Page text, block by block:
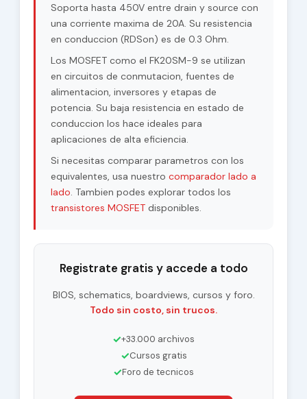
Soporta hasta 450V entre drain y source con
una corriente maxima de 20A. Su resistencia
en conduccion (RDSon) es de 0.3 Ohm.
Los MOSFET como el FK20SM-9 se utilizan
en circuitos de conmutacion, fuentes de
alimentacion, inversores y etapas de
potencia. Su baja resistencia en estado de
conduccion los hace ideales para
aplicaciones de alta eficiencia.
Si necesitas comparar parametros con los
equivalentes, usa nuestro comparador lado a
lado. Tambien podes explorar todos los
transistores MOSFETdisponibles.
Registrate gratis y accede a todo
BIOS, schematics, boardviews, cursos y foro.
Todo sin costo, sin trucos.
✓+33.000 archivos
✓Cursos gratis
✓Foro de tecnicos